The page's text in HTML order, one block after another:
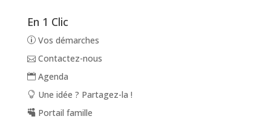
En 1 Clic
Vos démarches
Contactez-nous
Agenda
Une idée ? Partagez-la !
Portail famille